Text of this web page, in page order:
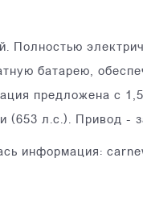
Полностью
батарею,
предложена с
(​​653 л.с.). Привод -
информация: